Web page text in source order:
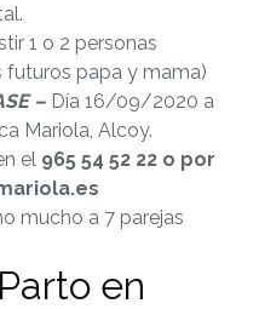
1 o 2 personas
futuros papa y mama)
– Día 16/09/2020 a
Mariola, Alcoy.
el 965 54 52 22 o por
mucho a 7 parejas
en